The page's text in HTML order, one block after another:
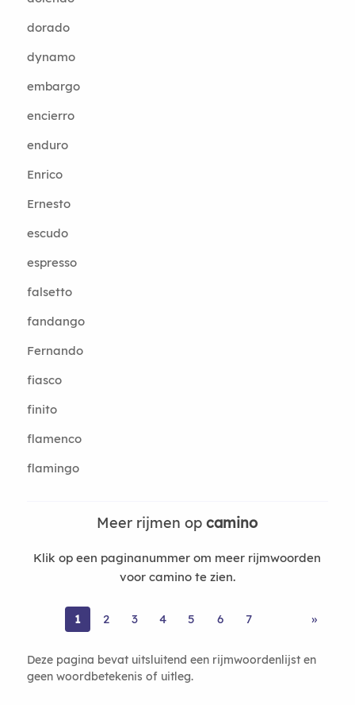
dorado
dynamo
embargo
encierro
enduro
Enrico
Ernesto
escudo
espresso
falsetto
fandango
Fernando
fiasco
finito
flamenco
flamingo
Meer rijmen opcamino
Klik op een paginanummer om meer rijmwoorden
voor camino te zien.
1 2 3 4 5 6 7 »
Deze pagina bevat uitsluitend een rijmwoordenlijst en
geen woordbetekenis of uitleg.